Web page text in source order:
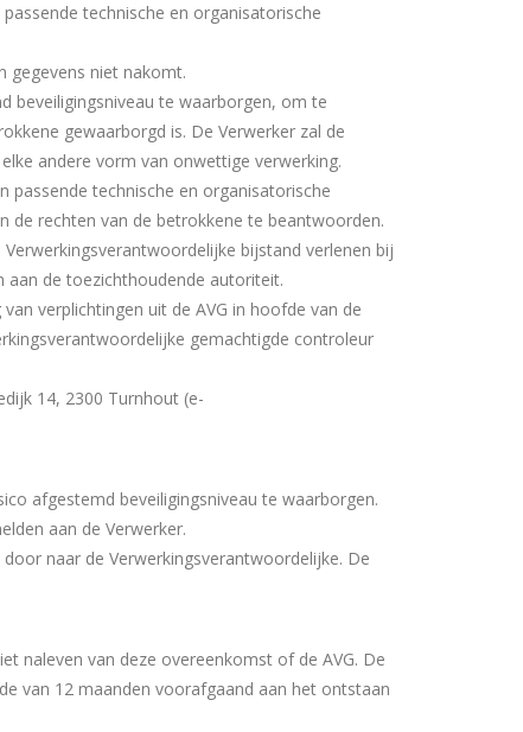
technische en organisatorische
gegevens niet nakomt.
beveiligingsniveau te waarborgen, om te
gewaarborgd is. De Verwerker zal de
andere vorm van onwettige verwerking.
passende technische en organisatorische
de rechten van de betrokkene te beantwoorden.
bijstand verlenen bij
aan de toezichthoudende autoriteit.
verplichtingen uit de AVG in hoofde van de
gemachtigde controleur
14, 2300 Turnhout (e-
afgestemd beveiligingsniveau te waarborgen.
aan de Verwerker.
naar de Verwerkingsverantwoordelijke. De
naleven van deze overeenkomst of de AVG. De
van 12 maanden voorafgaand aan het ontstaan